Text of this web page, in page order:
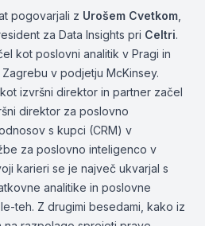
pogovarjali z Urošem Cvetkom
za Data Insights pri Celtri.
kot poslovni analitik v Pragi in
v podjetju McKinsey.
izvršni direktor in partner začel
direktor za poslovno
s kupci (CRM) v
za poslovno inteligenco v
karieri se je največ ukvarjal s
analitike in poslovne
teh. Z drugimi besedami, kako iz